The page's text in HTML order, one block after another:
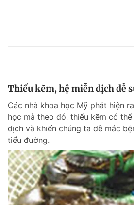
Thiếu kẽm, hệ miễn dịch dễ
Các nhà khoa học Mỹ phát hiện
học mà theo đó, thiếu kẽm có
dịch và khiến chúng ta dễ mắc
tiểu đường.